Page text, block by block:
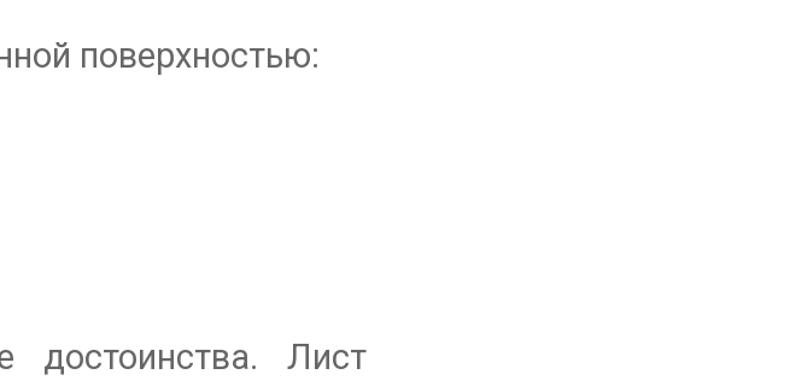
поверхностью:
Лист